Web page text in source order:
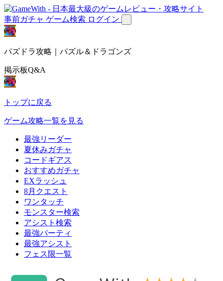
事前ガチャ ゲーム検索 ログイン
パズドラ攻略｜パズル＆ドラゴンズ
掲示板Q&A
トップに戻る
ゲーム攻略一覧を見る
最強リーダー
夏休みガチャ
コードギアス
おすすめガチャ
EXラッシュ
8月クエスト
ワンタッチ
モンスター検索
アシスト検索
最強パーティ
最強アシスト
フェス限一覧